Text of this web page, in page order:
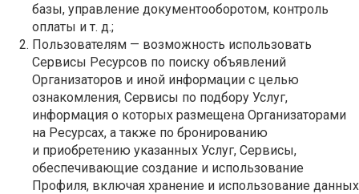
базы, управление документооборотом, контроль
оплаты и т. д.;
Пользователям — возможность использовать
Сервисы Ресурсов по поиску объявлений
Организаторов и иной информации с целью
ознакомления, Сервисы по подбору Услуг,
информация о которых размещена Организаторами
на Ресурсах, а также по бронированию
и приобретению указанных Услуг, Сервисы,
обеспечивающие создание и использование
Профиля, включая хранение и использование данных